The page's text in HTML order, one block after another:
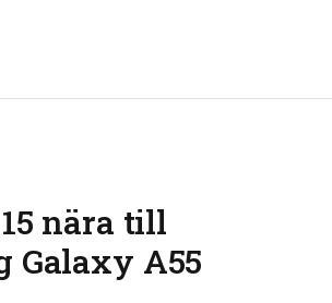
nära till
Galaxy A55